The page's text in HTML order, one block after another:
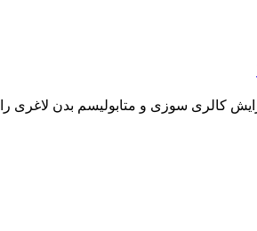
کالری سوزی و متابولیسم بدن